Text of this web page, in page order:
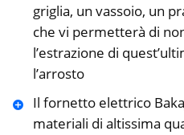
griglia, un vassoio, un
che vi permetterà di
l’estrazione di
l’arrosto
Il fornetto elettrico
materiali di altissima